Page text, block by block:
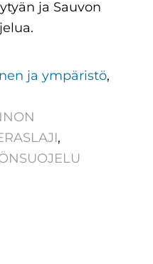
ja Sauvon
ja ympäristö,
,